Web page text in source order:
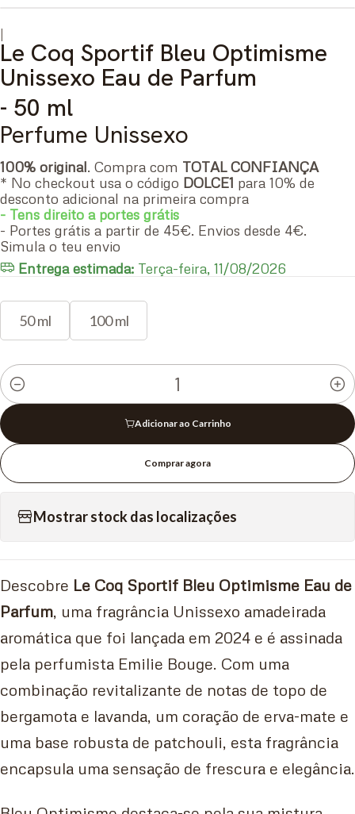
|
Le Coq Sportif Bleu Optimisme
Unissexo Eau de Parfum
- 50 ml
Perfume Unissexo
100% original. Compra com TOTAL CONFIANÇA
* No checkout usa o código DOLCE1 para 10% de
desconto adicional na primeira compra
- Tens direito a portes grátis
- Portes grátis a partir de 45€. Envios desde 4€.
Simula o teu envio
Entrega estimada: Terça-feira, 11/08/2026
50 ml 100 ml
Quantidade
Adicionar ao Carrinho
Comprar agora
Mostrar stock das localizações
Descobre Le Coq Sportif Bleu Optimisme Eau de
Parfum, uma fragrância Unissexo amadeirada
aromática que foi lançada em 2024 e é assinada
pela perfumista Emilie Bouge. Com uma
combinação revitalizante de notas de topo de
bergamota e lavanda, um coração de erva-mate e
uma base robusta de patchouli, esta fragrância
encapsula uma sensação de frescura e elegância.